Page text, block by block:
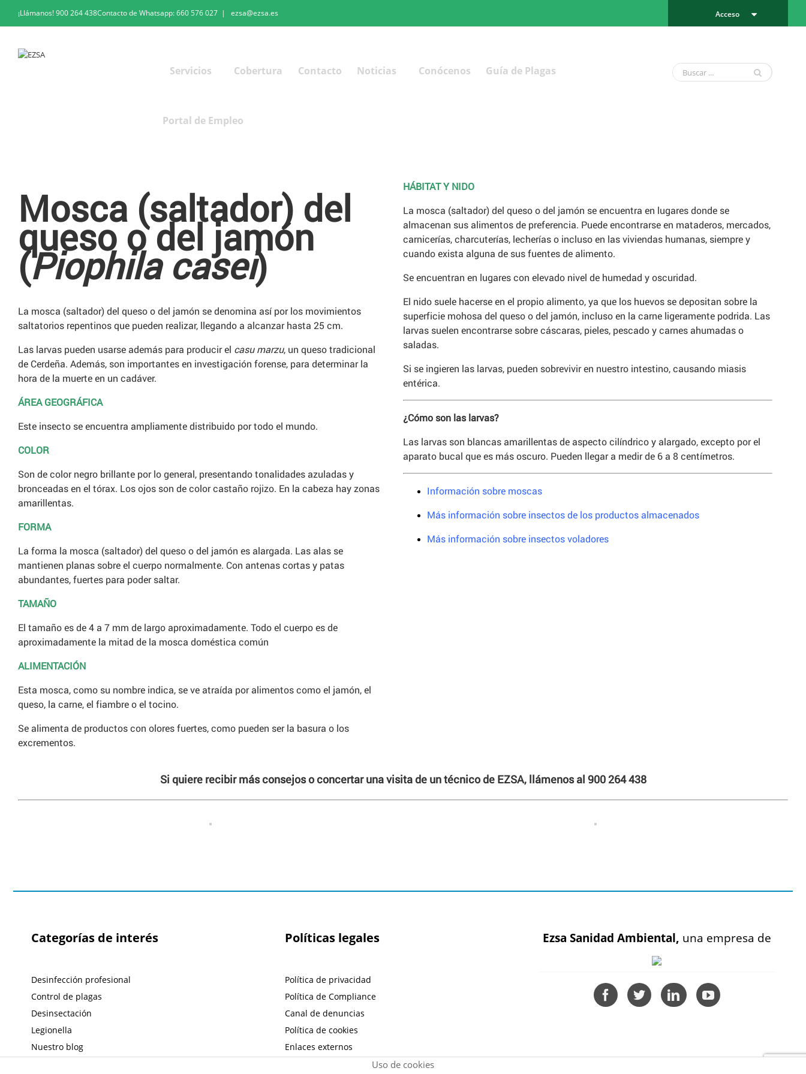
¡Llámanos!900 264 438Contacto de Whatsapp:660 576 027 | ezsa@ezsa.es Acceso
Servicios Cobertura Contacto Noticias Conócenos Guía de Plagas
Portal de Empleo
Mosca (saltador) del
queso o del jamón
(Piophila casei)
La mosca (saltador) del queso o del jamón se denomina así por los movimientos
saltatorios repentinos que pueden realizar, llegando a alcanzar hasta 25 cm.
Las larvas pueden usarse además para producir el casu marzu, un queso tradicional
de Cerdeña. Además, son importantes en investigación forense, para determinar la
hora de la muerte en un cadáver.
ÁREA GEOGRÁFICA
Este insecto se encuentra ampliamente distribuido por todo el mundo.
COLOR
Son de color negro brillante por lo general, presentando tonalidades azuladas y
bronceadas en el tórax. Los ojos son de color castaño rojizo. En la cabeza hay zonas
amarillentas.
FORMA
La forma la mosca (saltador) del queso o del jamón es alargada. Las alas se
mantienen planas sobre el cuerpo normalmente. Con antenas cortas y patas
abundantes, fuertes para poder saltar.
TAMAÑO
El tamaño es de 4 a 7 mm de largo aproximadamente. Todo el cuerpo es de
aproximadamente la mitad de la mosca doméstica común
ALIMENTACIÓN
Esta mosca, como su nombre indica, se ve atraída por alimentos como el jamón, el
queso, la carne, el fiambre o el tocino.
Se alimenta de productos con olores fuertes, como pueden ser la basura o los
excrementos.
HÁBITAT Y NIDO
La mosca (saltador) del queso o del jamón se encuentra en lugares donde se
almacenan sus alimentos de preferencia. Puede encontrarse en mataderos, mercados,
carnicerías, charcuterías, lecherías o incluso en las viviendas humanas, siempre y
cuando exista alguna de sus fuentes de alimento.
Se encuentran en lugares con elevado nivel de humedad y oscuridad.
El nido suele hacerse en el propio alimento, ya que los huevos se depositan sobre la
superficie mohosa del queso o del jamón, incluso en la carne ligeramente podrida. Las
larvas suelen encontrarse sobre cáscaras, pieles, pescado y carnes ahumadas o
saladas.
Si se ingieren las larvas, pueden sobrevivir en nuestro intestino, causando miasis
entérica.
¿Cómo son las larvas?
Las larvas son blancas amarillentas de aspecto cilíndrico y alargado, excepto por el
aparato bucal que es más oscuro. Pueden llegar a medir de 6 a 8 centímetros.
Información sobre moscas
Más información sobre insectos de los productos almacenados
Más información sobre insectos voladores
Si quiere recibir más consejos o concertar una visita de un técnico de EZSA, llámenos al 900 264 438
Categorías de interés
Desinfección profesional
Control de plagas
Desinsectación
Legionella
Nuestro blog
Políticas legales
Política de privacidad
Política de Compliance
Canal de denuncias
Política de cookies
Enlaces externos
Ezsa Sanidad Ambiental, una empresa de
Uso de cookies